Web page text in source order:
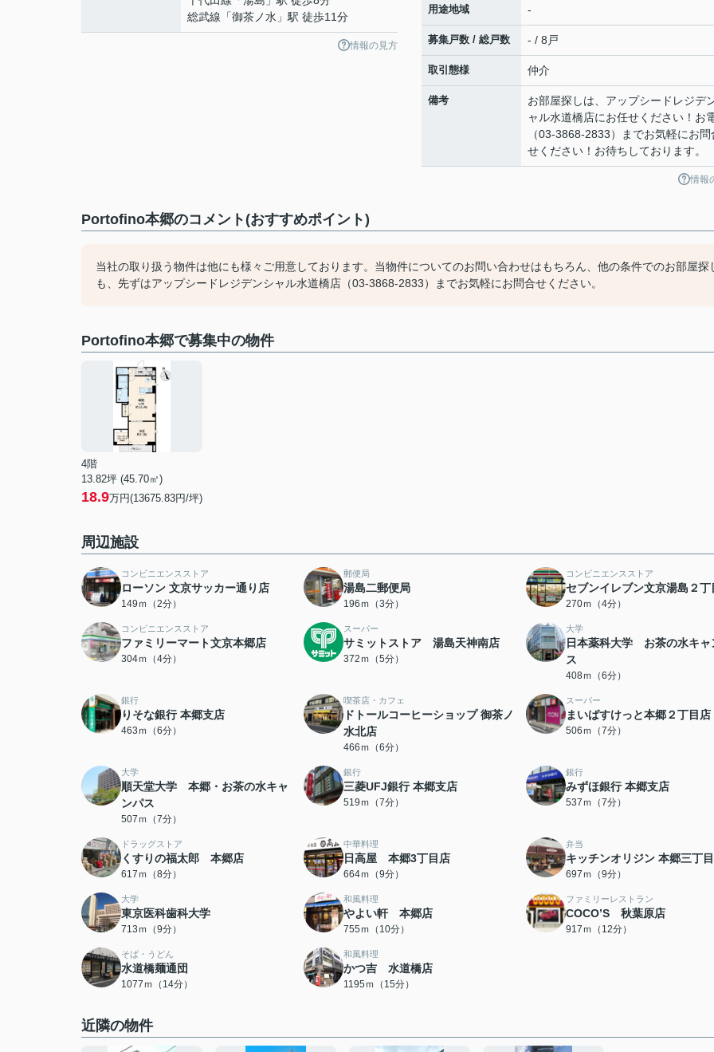
総武線 「御茶ノ水 」駅 徒歩11分
情報の見方
用途地域 -
募集戸数 / 総戸数 - / 8戸
取引態様 仲介
備考
お部屋探しは、アップシードレジデ
ャル水道橋店にお任せください！お
（03-3868-2833）までお気軽にお問
せください！お待ちしております。
情報
Portofino本郷のコメント(おすすめポイント)
当社の取り扱う物件は他にも様々ご用意しております。当物件についてのお問い合わせはもちろん、他の条件でのお部屋探
も、先ずはアップシードレジデンシャル水道橋店（03-3868-2833）までお気軽にお問合せください。
Portofino本郷で募集中の物件
4階
13.82坪 (45.70㎡)
18.9万円(13675.83円/坪)
周辺施設
コンビニエンスストア
ローソン 文京サッカー通り店
149ｍ（2分）
郵便局
湯島二郵便局
196ｍ（3分）
コンビニエンスストア
セブンイレブン文京湯島２丁
270ｍ（4分）
コンビニエンスストア
ファミリーマート文京本郷店
304ｍ（4分）
スーパー
サミットストア 湯島天神南店
372ｍ（5分）
大学
日本薬科大学 お茶の水キャ
ス
408ｍ（6分）
銀行
りそな銀行 本郷支店
463ｍ（6分）
喫茶店・カフェ
ドトールコーヒーショップ 御茶ノ
水北店
466ｍ（6分）
スーパー
まいばすけっと本郷２丁目店
506ｍ（7分）
大学
順天堂大学 本郷・お茶の水キャ
ンパス
507ｍ（7分）
銀行
三菱UFJ銀行 本郷支店
519ｍ（7分）
銀行
みずほ銀行 本郷支店
537ｍ（7分）
ドラッグストア
くすりの福太郎 本郷店
617ｍ（8分）
中華料理
日高屋 本郷3丁目店
664ｍ（9分）
弁当
キッチンオリジン 本郷三丁
697ｍ（9分）
大学
東京医科歯科大学
713ｍ（9分）
和風料理
やよい軒 本郷店
755ｍ（10分）
ファミリーレストラン
COCO’S 秋葉原店
917ｍ（12分）
そば・うどん
水道橋麺通団
1077ｍ（14分）
和風料理
かつ吉 水道橋店
1195ｍ（15分）
近隣の物件